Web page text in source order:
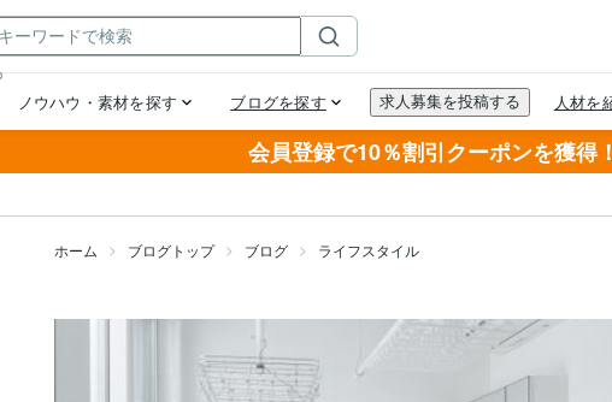
会員登録で10％割引クーポンを獲得！
ホーム ブログトップ ブログ ライフスタイル